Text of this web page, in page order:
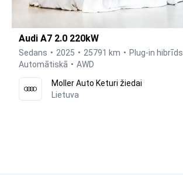
Audi A7 2.0 220kW
Sedans 2025 25791 km Plug-in hibrīds
Automātiskā
AWD
Moller Auto Keturi žiedai
Lietuva